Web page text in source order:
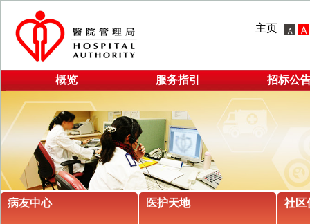
主页
概览 服务指引 招标公
病友中心 医护天地 社区